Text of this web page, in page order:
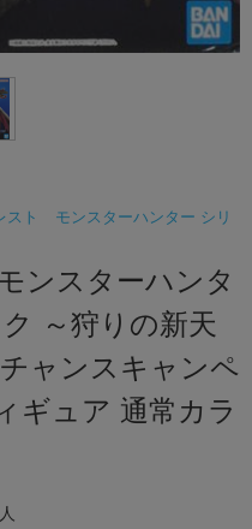
スト
モンスターハンター シリ
ンスターハンタ
～狩りの新天
ャンスキャンペ
ギュア 通常カラ